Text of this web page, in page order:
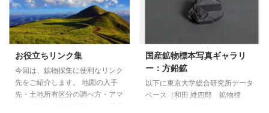
お役立ちリンク集
今回は、鉱物採集に便利なリンク
先をご紹介します。 地図の入手
先・土地所有区分の調べ方・アマ
国産鉱物標本写真ギャラリ
ー：方鉛鉱
以下に東京大学総合研究所データ
ベース（和田 維四郎 鉱物標